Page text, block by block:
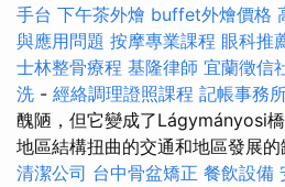
手台 下午茶外燴 buffet外燴價格
與應用問題 按摩專業課程 眼科推
士林整骨療程 基隆律師 宜蘭徵信
洗 - 經絡調理證照課程 記帳事務
醜陋，但它變成了Lágymányosi
地區結構扭曲的交通和地區發展的
清潔公司 台中骨盆矯正 餐飲設備